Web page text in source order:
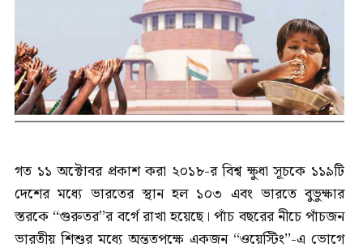
গত ১১ অক্টোবর প্রকাশ করা ২০১৮-র বিশ্ব ক্ষুধা সূচকে ১১৯টি
দেশের মধ্যে ভারতের স্থান হল ১০৩ এবং ভারতে বুভুক্ষার
স্তরকে ‘‘গুরুতর’’র বর্গে রাখা হয়েছে। পাঁচ বছরের নীচে পাঁচজন
ভারতীয় শিশুর মধ্যে অন্ততপক্ষে একজন ‘‘ওয়েস্টিং’’-এ ভোগে